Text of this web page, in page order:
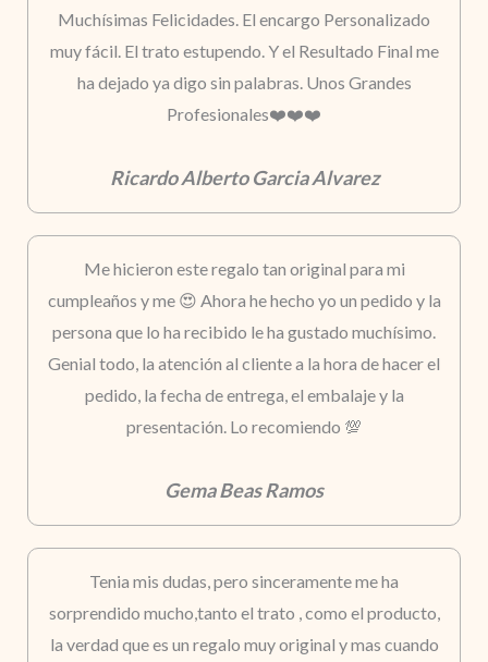
Muchísimas Felicidades. El encargo Personalizado
muy fácil. El trato estupendo. Y el Resultado Final me
ha dejado ya digo sin palabras. Unos Grandes
Profesionales❤️❤️❤️
Ricardo Alberto Garcia Alvarez
Me hicieron este regalo tan original para mi
cumpleaños y me 😍 Ahora he hecho yo un pedido y la
persona que lo ha recibido le ha gustado muchísimo.
Genial todo, la atención al cliente a la hora de hacer el
pedido, la fecha de entrega, el embalaje y la
presentación. Lo recomiendo 💯
Gema Beas Ramos
Tenia mis dudas, pero sinceramente me ha
sorprendido mucho,tanto el trato , como el producto,
la verdad que es un regalo muy original y mas cuando